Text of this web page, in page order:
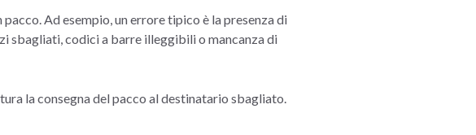
Ad esempio, un errore tipico è la presenza di
sbagliati, codici a barre illeggibili o mancanza di
la consegna del pacco al destinatario sbagliato.